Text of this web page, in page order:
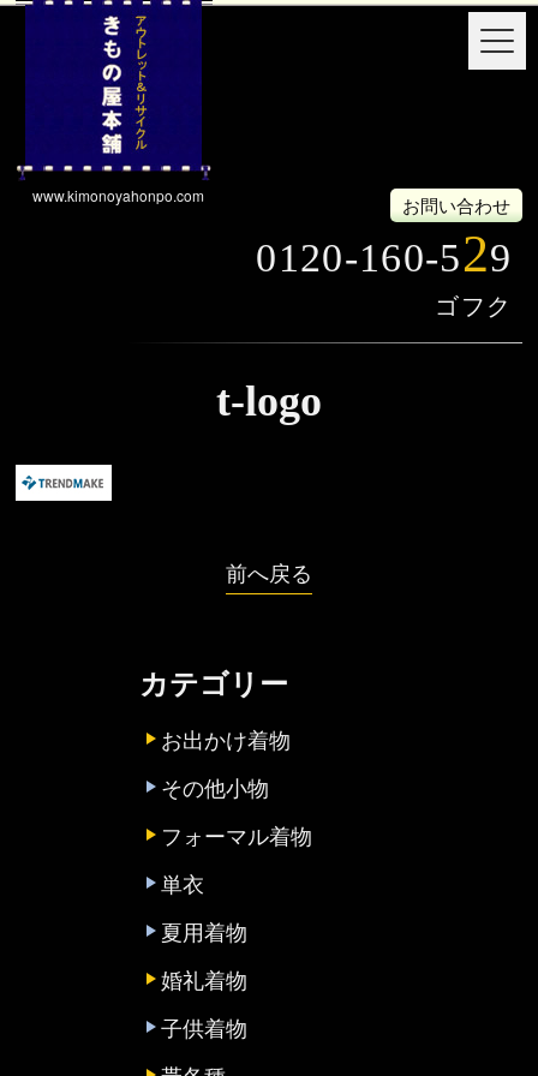
www.kimonoyahonpo.com お問い合わせ
0120-160-529
t-logo
前へ戻る
カテゴリー
お出かけ着物
その他小物
フォーマル着物
単衣
夏用着物
婚礼着物
子供着物